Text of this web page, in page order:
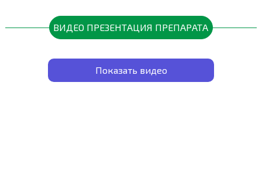
режим хранения
Преимущества препарата:
формами меди обеспечивает улучшенную
эффективность против широкого спектра
грибковых и бактериальных заболеваний.
ВИДЕО ПРЕЗЕНТАЦИЯ ПРЕПАРАТА
Показать видео